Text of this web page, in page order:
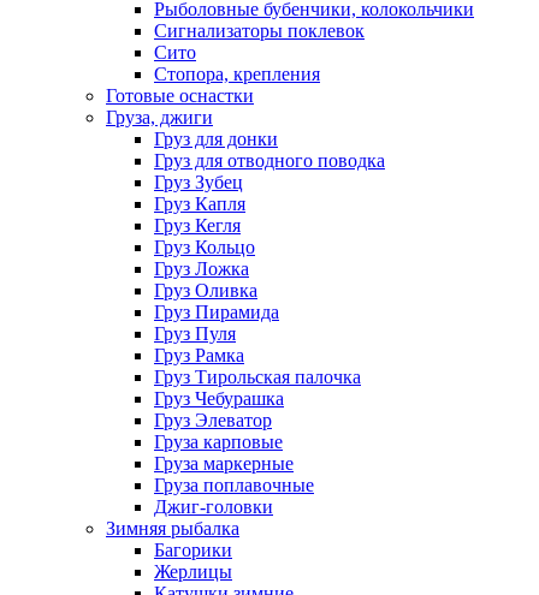
Рыболовные бубенчики, колокольчики
Сигнализаторы поклевок
Сито
Стопора, крепления
Готовые оснастки
Груза, джиги
Груз для донки
Груз для отводного поводка
Груз Зубец
Груз Капля
Груз Кегля
Груз Кольцо
Груз Ложка
Груз Оливка
Груз Пирамида
Груз Пуля
Груз Рамка
Груз Тирольская палочка
Груз Чебурашка
Груз Элеватор
Груза карповые
Груза маркерные
Груза поплавочные
Джиг-головки
Зимняя рыбалка
Багорики
Жерлицы